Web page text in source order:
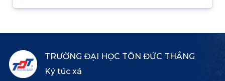
TRƯỜNG ĐẠI HỌC TÔN ĐỨC THẮNG
Ký túc xá